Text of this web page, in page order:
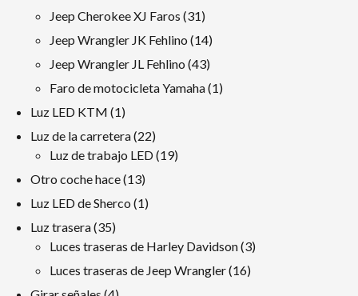
producto
Jeep Cherokee XJ Faros 3131
productos
Jeep Wrangler JK Fehlino 1414
productos
Jeep Wrangler JL Fehlino 4343
productos
Faro de motocicleta Yamaha 11
Luz LED KTM 11
producto
Luz de la carretera 2222
productos
Luz de trabajo LED 1919
Otro coche hace 1313
productos
Luz LED de Sherco 11
Luz trasera 3535
productos
Luces traseras de Harley Davidson 33
Luces traseras de Jeep Wrangler 1616